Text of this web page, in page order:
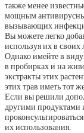
также менее
мощным
вызывающих
Вы можете легко
используя их в
Однако имейте в
в пробирках и на
экстракты этих
этих трав иметь тот
Если вы решили
другими продуктами
их использования.